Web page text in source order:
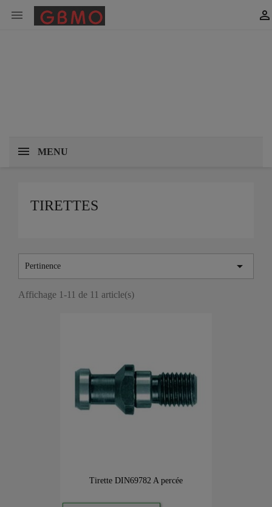
 
MENU
TIRETTES
Pertinence 
Affichage 1-11 de 11 article(s)
Tirette DIN69782 A percée